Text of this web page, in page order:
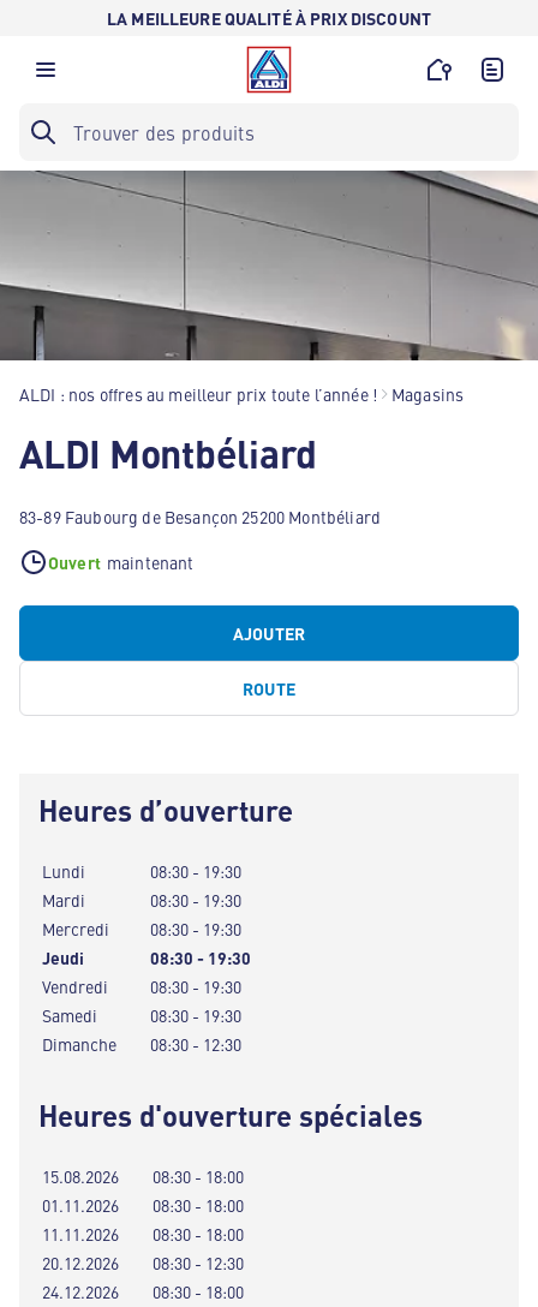
LA MEILLEURE QUALITÉ À PRIX DISCOUNT
ALDI : nos offres au meilleur prix toute l’année ! Magasins
ALDI Montbéliard
83-89 Faubourg de Besançon 25200 Montbéliard
Ouvert maintenant
AJOUTER
ROUTE
Heures d’ouverture
Lundi
08:30 - 19:30
Mardi
08:30 - 19:30
Mercredi
08:30 - 19:30
Jeudi
08:30 - 19:30
Vendredi
08:30 - 19:30
Samedi
08:30 - 19:30
Dimanche
08:30 - 12:30
Heures d'ouverture spéciales
15.08.2026
08:30 - 18:00
01.11.2026
08:30 - 18:00
11.11.2026
08:30 - 18:00
20.12.2026
08:30 - 12:30
24.12.2026
08:30 - 18:00